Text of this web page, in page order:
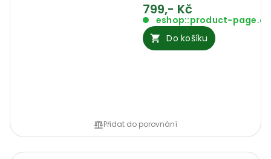
799,- Kč
eshop::product-
Do košíku
Přidat do porovnání